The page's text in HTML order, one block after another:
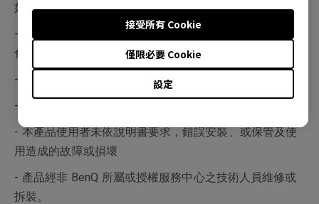
設定
僅限必要 Cookie
接受所有 Cookie
如：4:3 左右邊形成黑線、電視台 Logo、廣告公播字樣等
- 操作 (攝氏) 溫度超過 40 度，以致產生面板故障 (暗影或
色塊) 等情形
- 保固標籤或防拆標籤經更改或破損
- 產品序號不符或破損不清楚
- 本產品使用者未依說明書要求，錯誤安裝、或保管及使
用造成的故障或損壞
- 產品經非 BenQ 所屬或授權服務中心之技術人員維修或
拆裝。